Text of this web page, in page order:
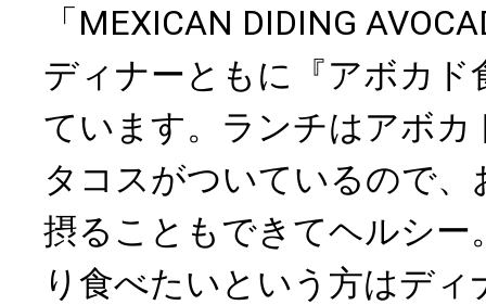
「MEXICAN DIDING
ディナーともに『アボカド
ています。ランチはアボカ
タコスがついているので
摂ることもできてヘルシー
り食べたいという方はデ